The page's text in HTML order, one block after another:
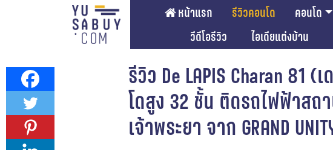
หน้าแรก รีวิวคอนโด คอนโด
วีดีโอรีวิว
ไอเดียแต่งบ้าน
รีวิว De LAPIS Charan 81
โดสูง 32 ชั้น ติดรถไฟฟ้าสถ
เจ้าพระยา จาก GRAND